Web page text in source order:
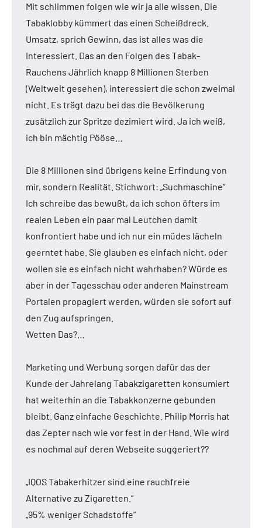
Mit schlimmen folgen wie wir ja alle wissen. Die
Tabaklobby kümmert das einen Scheißdreck.
Umsatz, sprich Gewinn, das ist alles was die
Interessiert. Das an den Folgen des Tabak-
Rauchens Jährlich knapp 8 Millionen Sterben
(Weltweit gesehen), interessiert die schon zweimal
nicht. Es trägt dazu bei das die Bevölkerung
zusätzlich zur Spritze dezimiert wird. Ja ich weiß,
ich bin mächtig Pööse…
Die 8 Millionen sind übrigens keine Erfindung von
mir, sondern Realität. Stichwort: „Suchmaschine“
Ich schreibe das bewußt, da ich schon öfters im
realen Leben ein paar mal Leutchen damit
konfrontiert habe und ich nur ein müdes lächeln
geerntet habe. Sie glauben es einfach nicht, oder
wollen sie es einfach nicht wahrhaben? Würde es
aber in der Tagesschau oder anderen Mainstream
Portalen propagiert werden, würden sie sofort auf
den Zug aufspringen.
Wetten Das?…
Marketing und Werbung sorgen dafür das der
Kunde der Jahrelang Tabakzigaretten konsumiert
hat weiterhin an die Tabakkonzerne gebunden
bleibt. Ganz einfache Geschichte. Philip Morris hat
das Zepter nach wie vor fest in der Hand. Wie wird
es nochmal auf deren Webseite suggeriert??
„IQOS Tabakerhitzer sind eine rauchfreie
Alternative zu Zigaretten.“
„95% weniger Schadstoffe“